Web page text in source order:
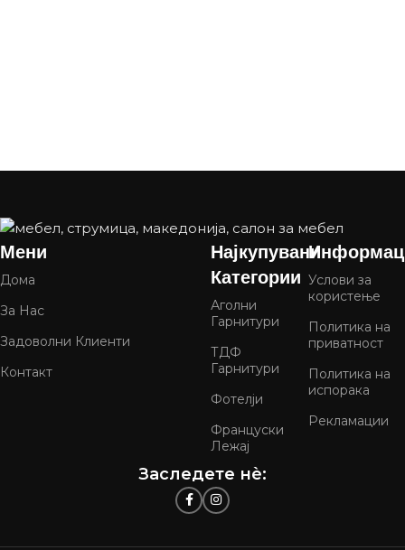
Мени
Дома
За Нас
Задоволни Клиенти
Контакт
Најкупувани
Категории
Аголни
Гарнитури
ТДФ
Гарнитури
Фотелји
Француски
Лежај
Услови за
користење
Политика на
приватност
Политика на
испорака
Рекламации
Заследете нѐ: